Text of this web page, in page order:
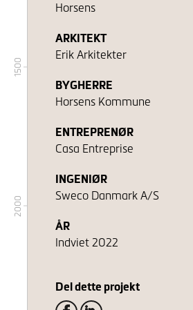
1500
2000
Horsens
ARKITEKT
Erik Arkitekter
BYGHERRE
Horsens Kommune
ENTREPRENØR
Casa Entreprise
INGENIØR
Sweco Danmark A/S
ÅR
Indviet 2022
Del dette projekt